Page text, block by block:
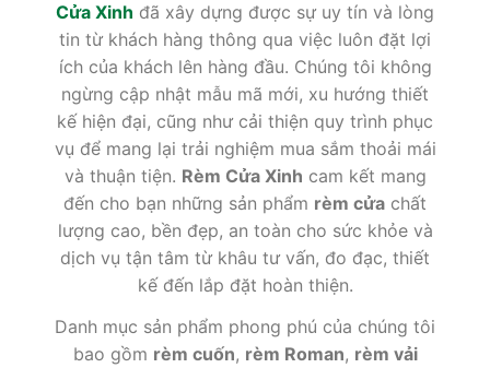
Cửa Xinh đã xây dựng được sự uy tín và lòng
tin từ khách hàng thông qua việc luôn đặt lợi
ích của khách lên hàng đầu. Chúng tôi không
ngừng cập nhật mẫu mã mới, xu hướng thiết
kế hiện đại, cũng như cải thiện quy trình phục
vụ để mang lại trải nghiệm mua sắm thoải mái
và thuận tiện. Rèm Cửa Xinh cam kết mang
đến cho bạn những sản phẩm rèm cửa chất
lượng cao, bền đẹp, an toàn cho sức khỏe và
dịch vụ tận tâm từ khâu tư vấn, đo đạc, thiết
kế đến lắp đặt hoàn thiện.
Danh mục sản phẩm phong phú của chúng tôi
bao gồm rèm cuốn, rèm Roman, rèm vải